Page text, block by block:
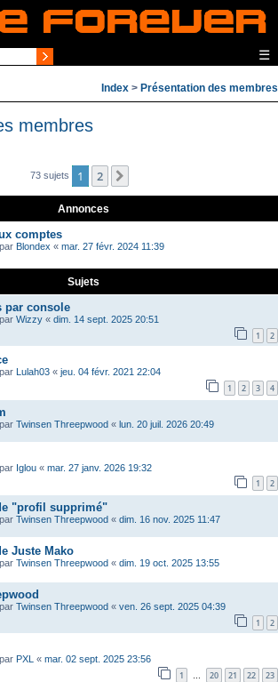
☰
Index > Présentation des membres
membres
73 sujets 1 2
Annonces
comptes
Blondex « mar. 27 févr. 2024 11:39
Sujets
par console
Wizzy « dim. 14 sept. 2025 20:51
1 2
Lulah03 « jeu. 04 févr. 2021 22:04
1 2 3 4
Twinsen Threepwood « lun. 20 juil. 2026 20:49
Iglou « mar. 27 janv. 2026 19:32
1 2
"profil supprimé"
Twinsen Threepwood « dim. 16 nov. 2025 11:47
Juste Mako
Twinsen Threepwood « dim. 19 oct. 2025 13:55
Twinsen Threepwood « ven. 26 sept. 2025 04:39
1 2
PXL « mar. 02 sept. 2025 23:56
1 … 20 21 22 23